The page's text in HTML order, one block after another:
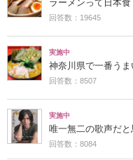
ラーメンって日本
回答数：19645
実施中
神奈川県で一番う
回答数：8507
実施中
唯一無二の歌声だ
回答数：8084